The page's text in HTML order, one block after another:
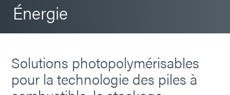
Énergie
Solutions photopolymérisables
pour la technologie des piles à